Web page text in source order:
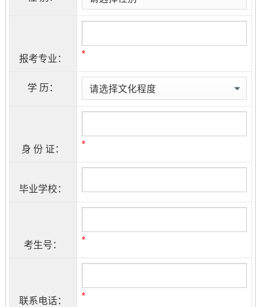
报考专业： *
学 历：
身 份 证： *
毕业学校：
考生号： *
联系电话： *